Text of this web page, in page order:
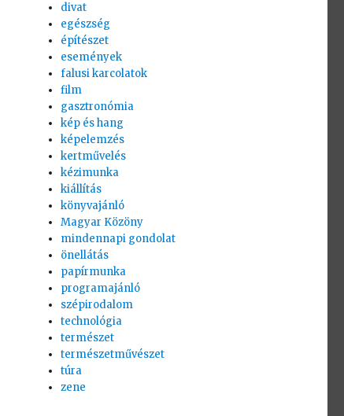
divat
egészség
építészet
események
falusi karcolatok
film
gasztronómia
kép és hang
képelemzés
kertművelés
kézimunka
kiállítás
könyvajánló
Magyar Közöny
mindennapi gondolat
önellátás
papírmunka
programajánló
szépirodalom
technológia
természet
természetművészet
túra
zene